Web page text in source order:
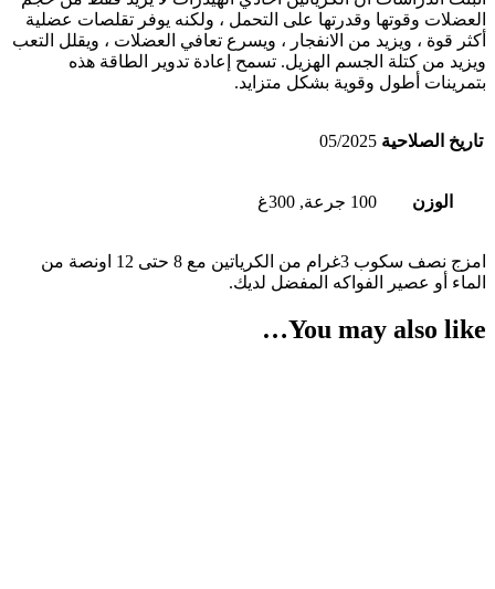
العضلات وقوتها وقدرتها على التحمل ، ولكنه يوفر تقلصات عضلية
أكثر قوة ، ويزيد من الانفجار ، ويسرع تعافي العضلات ، ويقلل التعب
ويزيد من كتلة الجسم الهزيل. تسمح إعادة تدوير الطاقة هذه
بتمرينات أطول وقوية بشكل متزايد.
تاريخ الصلاحية 05/2025
الوزن 100 جرعة, 300غ
امزج نصف سكوب 3غرام من الكرياتين مع 8 حتى 12 اونصة من
الماء أو عصير الفواكه المفضل لديك.
You may also like…